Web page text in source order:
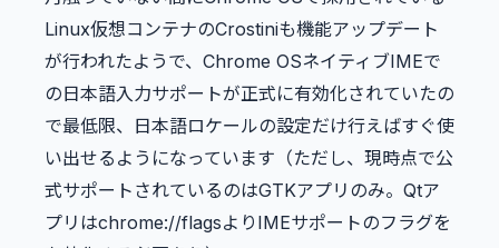
Linux仮想コンテナのCrostiniも機能アップデート
が行われたようで、Chrome OSネイティブIMEで
の日本語入力サポートが正式に有効化されていたの
で最低限、日本語ロケールの設定だけ行えばすぐ使
い出せるようになっています（ただし、現時点で公
式サポートされているのはGTKアプリのみ。Qtア
プリはchrome://flagsよりIMEサポートのフラグを